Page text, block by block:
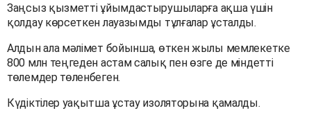
Заңсыз қызметті ұйымдастырушыларға ақша үшін
қолдау көрсеткен лауазымды тұлғалар ұсталды.
Алдын ала мәлімет бойынша, өткен жылы мемлекетке
800 млн теңгеден астам салық пен өзге де міндетті
төлемдер төленбеген.
Күдіктілер уақытша ұстау изоляторына қамалды.